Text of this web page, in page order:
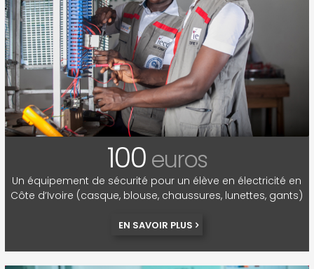
100euros
Un équipement de sécurité pour un élève en électricité en
Côte d’Ivoire (casque, blouse, chaussures, lunettes, gants)
EN SAVOIR PLUS